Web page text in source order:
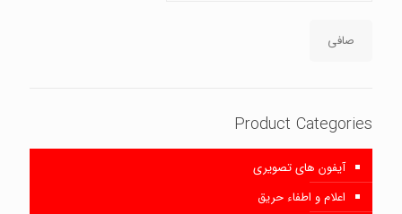
صافی
Product Categories
آیفون های تصویری
اعلام و اطفاء حریق